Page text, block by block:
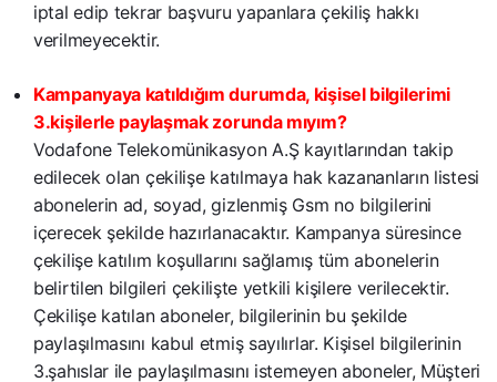
iptal edip tekrar başvuru yapanlara çekiliş hakkı
verilmeyecektir.
Kampanyaya katıldığım durumda, kişisel bilgilerimi
3.kişilerle paylaşmak zorunda mıyım?
Vodafone Telekomünikasyon A.Ş kayıtlarından takip
edilecek olan çekilişe katılmaya hak kazananların listesi
abonelerin ad, soyad, gizlenmiş Gsm no bilgilerini
içerecek şekilde hazırlanacaktır. Kampanya süresince
çekilişe katılım koşullarını sağlamış tüm abonelerin
belirtilen bilgileri çekilişte yetkili kişilere verilecektir.
Çekilişe katılan aboneler, bilgilerinin bu şekilde
paylaşılmasını kabul etmiş sayılırlar. Kişisel bilgilerinin
3.şahıslar ile paylaşılmasını istemeyen aboneler, Müşteri